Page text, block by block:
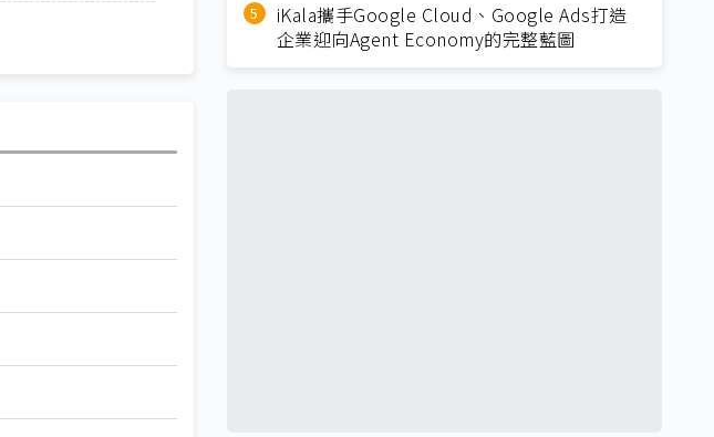
iKala攜手Google Cloud、Google Ads打造
企業迎向Agent Economy的完整藍圖